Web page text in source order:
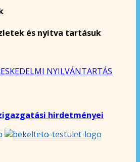
és nyitva tartásuk
NYILVÁNTARTÁS
hirdetményei